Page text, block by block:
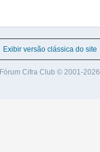
Exibir versão clássica do site
Fórum Cifra Club © 2001-2026